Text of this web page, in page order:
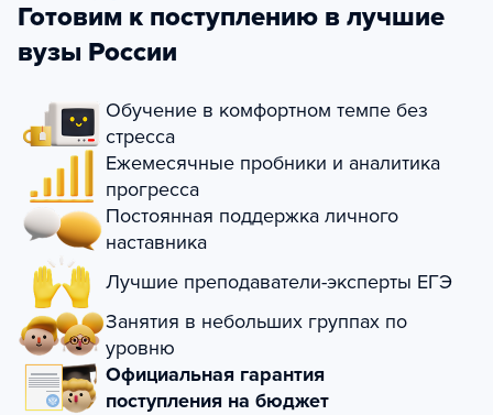
Готовим к поступлению в лучшие
вузы России
Обучение в комфортном темпе без
стресса
Ежемесячные пробники и аналитика
прогресса
Постоянная поддержка личного
наставника
Лучшие преподаватели-эксперты ЕГЭ
Занятия в небольших группах по
уровню
Официальная гарантия
поступления на бюджет